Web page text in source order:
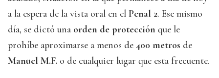
a la espera de la vista oral en el Penal 2. Ese mismo
día, se dictó una orden de protección que le
prohíbe aproximarse a menos de 400 metros de
Manuel M.F. o de cualquier lugar que esta frecuente.